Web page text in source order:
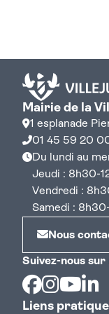
Mairie de la
1 esplanade
01 45 59 20
Du lundi au
Jeudi : 8h30-
Vendredi :
Samedi :
Nous
Suivez-nous sur
Facebook
Instagram
Liens